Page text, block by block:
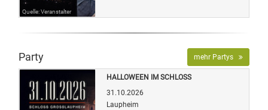
Quelle: Veranstalter
Party mehr Partys
HALLOWEEN IM SCHLOSS
31.10.2026
Laupheim